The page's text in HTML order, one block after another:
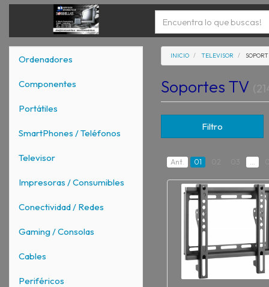
Ordenadores
Componentes
Portátiles
SmartPhones / Teléfonos
Televisor
Impresoras / Consumibles
Conectividad / Redes
Gaming / Consolas
Cables
Periféricos
INICIO TELEVISOR
Soportes TV
Filtro
Ant. 01 03